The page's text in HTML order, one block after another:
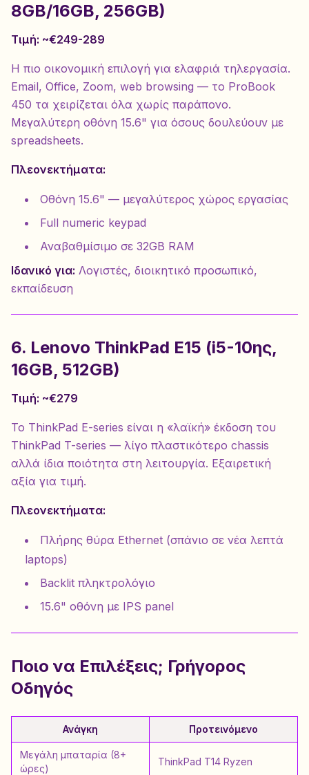
8GB/16GB, 256GB)
Τιμή: ~€249-289
Η πιο οικονομική επιλογή για ελαφριά τηλεργασία.
Email, Office, Zoom, web browsing — το ProBook
450 τα χειρίζεται όλα χωρίς παράπονο.
Μεγαλύτερη οθόνη 15.6" για όσους δουλεύουν με
spreadsheets.
Πλεονεκτήματα:
Οθόνη 15.6" — μεγαλύτερος χώρος εργασίας
Full numeric keypad
Αναβαθμίσιμο σε 32GB RAM
Ιδανικό για: Λογιστές, διοικητικό προσωπικό,
εκπαίδευση
6. Lenovo ThinkPad E15 (i5-10ης,
16GB, 512GB)
Τιμή: ~€279
Το ThinkPad E-series είναι η «λαϊκή» έκδοση του
ThinkPad T-series — λίγο πλαστικότερο chassis
αλλά ίδια ποιότητα στη λειτουργία. Εξαιρετική
αξία για τιμή.
Πλεονεκτήματα:
Πλήρης θύρα Ethernet (σπάνιο σε νέα λεπτά
laptops)
Backlit πληκτρολόγιο
15.6" οθόνη με IPS panel
Ποιο να Επιλέξεις; Γρήγορος
Οδηγός
Ανάγκη Προτεινόμενο
Μεγάλη μπαταρία (8+
ώρες)
ThinkPad T14 Ryzen